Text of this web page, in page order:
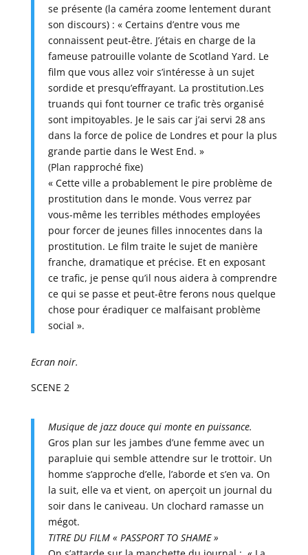
se présente (la caméra zoome lentement durant
son discours) : « Certains d’entre vous me
connaissent peut-être. J’étais en charge de la
fameuse patrouille volante de Scotland Yard. Le
film que vous allez voir s’intéresse à un sujet
sordide et presqu’effrayant. La prostitution.Les
truands qui font tourner ce trafic très organisé
sont impitoyables. Je le sais car j’ai servi 28 ans
dans la force de police de Londres et pour la plus
grande partie dans le West End. »
(Plan rapproché fixe)
« Cette ville a probablement le pire problème de
prostitution dans le monde. Vous verrez par
vous-même les terribles méthodes employées
pour forcer de jeunes filles innocentes dans la
prostitution. Le film traite le sujet de manière
franche, dramatique et précise. Et en exposant
ce trafic, je pense qu’il nous aidera à comprendre
ce qui se passe et peut-être ferons nous quelque
chose pour éradiquer ce malfaisant problème
social ».
Ecran noir.
SCENE 2
Musique de jazz douce qui monte en puissance.
Gros plan sur les jambes d’une femme avec un
parapluie qui semble attendre sur le trottoir. Un
homme s’approche d’elle, l’aborde et s’en va. On
la suit, elle va et vient, on aperçoit un journal du
soir dans le caniveau. Un clochard ramasse un
mégot.
TITRE DU FILM « PASSPORT TO SHAME »